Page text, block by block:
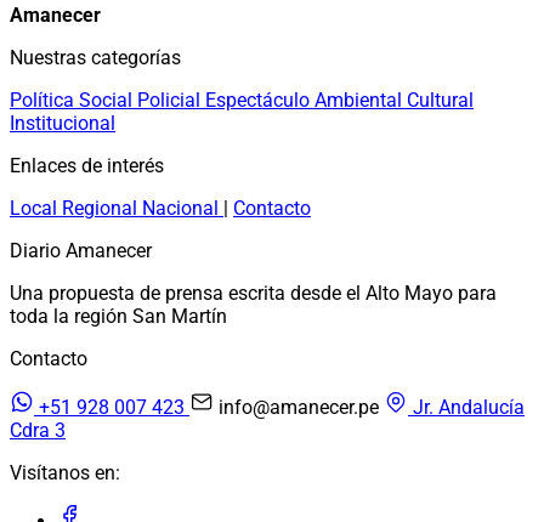
Amanecer
Nuestras categorías
Política Social Policial Espectáculo Ambiental Cultural
Institucional
Enlaces de interés
Local Regional Nacional | Contacto
Diario Amanecer
Una propuesta de prensa escrita desde el Alto Mayo para
toda la región San Martín
Contacto
+51 928 007 423 info@amanecer.pe
Jr. Andalucía
Cdra 3
Visítanos en: